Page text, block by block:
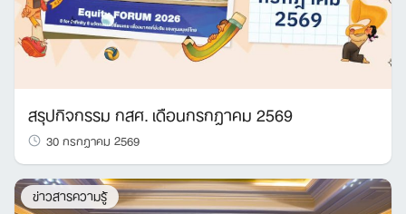
สรุปกิจกรรม กสศ. เดือนกรกฎาคม 2569
30 กรกฎาคม 2569
ข่าวสารความรู้